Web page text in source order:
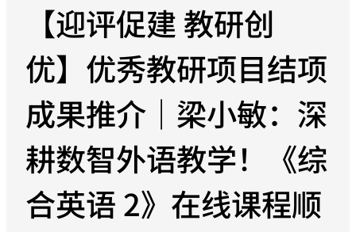
【迎评促建 教研创
优】优秀教研项目结项
成果推介｜梁小敏：深
耕数智外语教学！《综
合英语 2》在线课程顺